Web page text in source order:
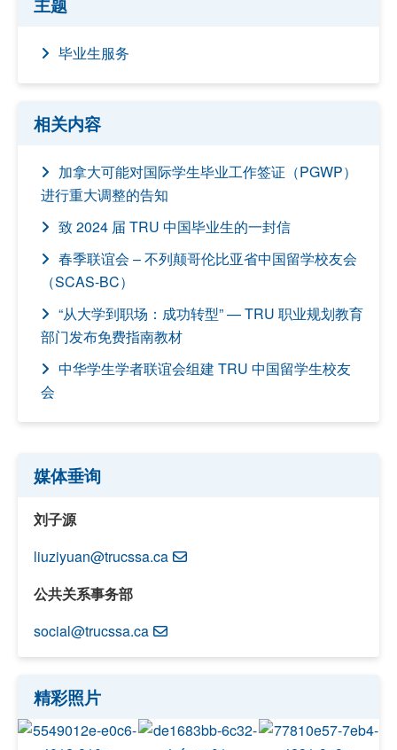
毕业生服务
相关内容
加拿大可能对国际学生毕业工作签证（PGWP）
进行重大调整的告知
致 2024 届 TRU 中国毕业生的一封信
春季联谊会 – 不列颠哥伦比亚省中国留学校友会
（SCAS-BC）
“从大学到职场：成功转型” — TRU 职业规划教育
部门发布免费指南教材
中华学生学者联谊会组建 TRU 中国留学生校友
会
媒体垂询
刘子源
liuziyuan@trucssa.ca
公共关系事务部
social@trucssa.ca
精彩照片